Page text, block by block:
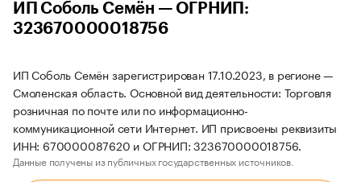
ИП Соболь Семён — ОГРНИП:
323670000018756
ИП Соболь Семён зарегистрирован 17.10.2023, в регионе —
Смоленская область. Основной вид деятельности: Торговля
розничная по почте или по информационно-
коммуникационной сети Интернет. ИП присвоены реквизиты
ИНН: 670000087620 и ОГРНИП: 323670000018756.
Данные получены из публичных государственных источников.